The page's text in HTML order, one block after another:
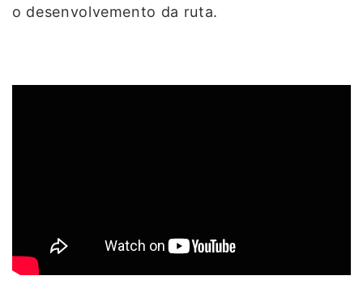
o desenvolvemento da ruta.